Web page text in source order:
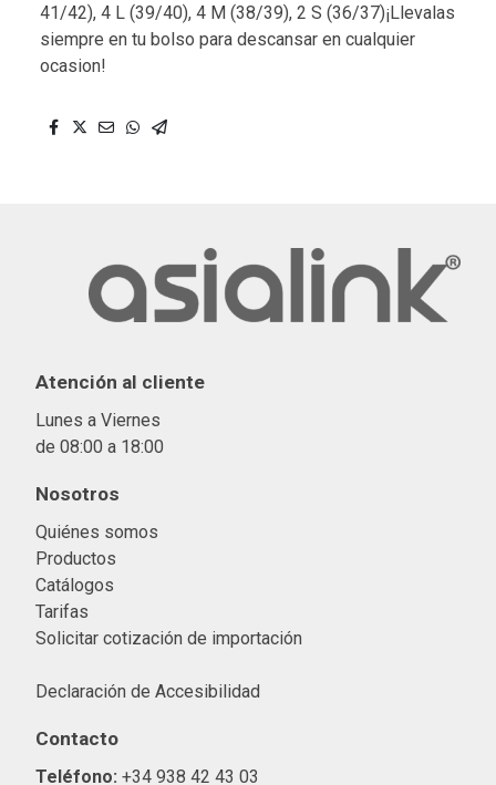
41/42), 4 L (39/40), 4 M (38/39), 2 S (36/37)¡Llevalas
siempre en tu bolso para descansar en cualquier
ocasion!
Atención al cliente
Lunes a Viernes
de 08:00 a 18:00
Nosotros
Quiénes somos
Productos
Catálogos
Tarifas
Solicitar cotización de importación
Declaración de Accesibilidad
Contacto
Teléfono: +34 938 42 43 03